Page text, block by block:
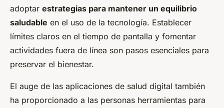
adoptar estrategias para mantener un equilibrio
saludable en el uso de la tecnología. Establecer
límites claros en el tiempo de pantalla y fomentar
actividades fuera de línea son pasos esenciales para
preservar el bienestar.
El auge de las aplicaciones de salud digital también
ha proporcionado a las personas herramientas para